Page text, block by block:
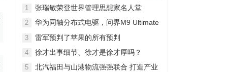
理维权”
1 张瑞敏荣登世界管理思想家名人堂
2
华为同轴分布式电驱，问界M9 Ultimate
背后的“车轮思想者”
3 雷军预判了苹果的所有预判
4 徐才出事细节、徐才是徐才厚吗？
5
北汽福田与山港物流强强联合 打造产业